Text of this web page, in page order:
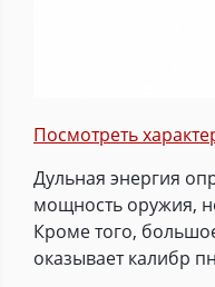
Посмотреть
Дульная энергия
мощность оружия,
Кроме того,
оказывает калибр